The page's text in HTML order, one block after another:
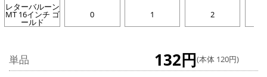
レターバルーン
MT 16インチ ゴ
ールド
0 1 2
単品 132円(本体 120円)